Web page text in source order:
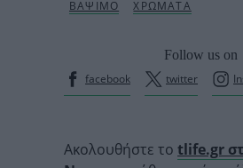
Follow us on
facebook
twitter
Ακολουθήστε το tlife.gr